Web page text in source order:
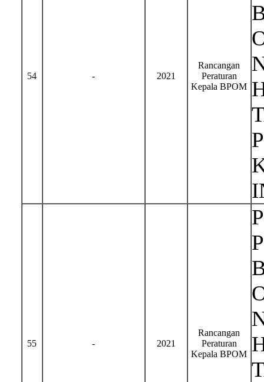
54 - 2021
Rancangan
Peraturan
Kepala BPOM
55 - 2021
Rancangan
Peraturan
Kepala BPOM